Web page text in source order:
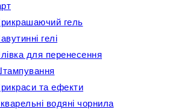
гель
гелі
для перенесення
та ефекти
водяні чорнила